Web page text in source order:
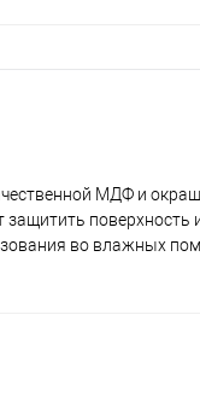
МДФ и
во влажных